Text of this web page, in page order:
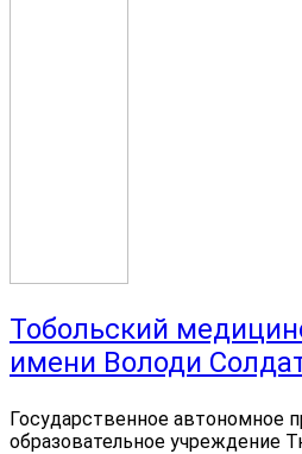
Тобольский
имени Володи
Государственное автономное
образовательное учреждение